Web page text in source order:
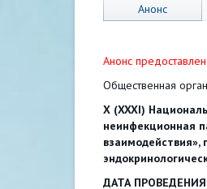
Анонс
Анонс
Общественная
X (XXXI)
неинфекционная
взаимодействия»,
ДАТА